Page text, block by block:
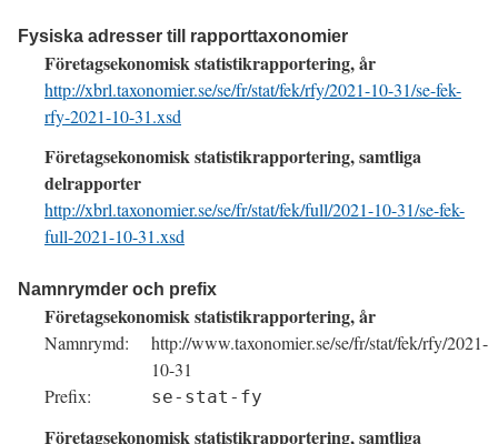
Fysiska adresser till rapporttaxonomier
Företagsekonomisk statistikrapportering, år
http://xbrl.taxonomier.se/se/fr/stat/fek/rfy/2021-10-31/se-fek-
rfy-2021-10-31.xsd
Företagsekonomisk statistikrapportering, samtliga
delrapporter
http://xbrl.taxonomier.se/se/fr/stat/fek/full/2021-10-31/se-fek-
full-2021-10-31.xsd
Namnrymder och prefix
Företagsekonomisk statistikrapportering, år
Namnrymd
http://www.taxonomier.se/se/fr/stat/fek/rfy/2021-
10-31
Prefix
se-stat-fy
Företagsekonomisk statistikrapportering, samtliga